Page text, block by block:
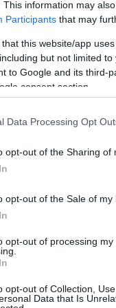
This information may
Participants that may
that this website/app
but not limited
to Google and its third-
consent section.
Data Processing Opt
opt-out of the Sharing of
opt-out of the Sale of my
opt-out of processing
opt-out of Collection,
Data that Is
a szerepet játssza el
the secret...
you're not
You want
észérvekkel
150. perc
A sötét lovaghoz,
de nem egy
jó volt, de mi
És itt is hasonló
egyszerűen
nem